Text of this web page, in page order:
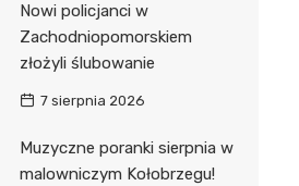
Nowi policjanci w
Zachodniopomorskiem
złożyli ślubowanie
7 sierpnia 2026
Muzyczne poranki sierpnia w
malowniczym Kołobrzegu!